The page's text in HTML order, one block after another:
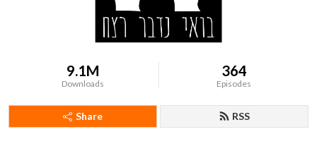
9.1M
Downloads
364
Episodes
Share RSS